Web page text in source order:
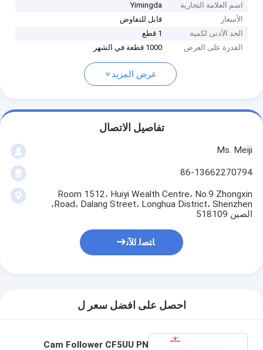
اسم العلامة التجارية
Yimingda
الأسعار
قابل للتفاوض
الحد الأدنى لكمية
1 قطع
القدرة على العرض
1000 قطعة في الشهر
عرض المزيد
تفاصيل الاتصال
Ms. Meiji
86-13662270794
Room 1512، Huiyi Wealth Centre، No.9 Zhongxin
Road، Dalang Street، Longhua District، Shenzhen،
الصين 518109
ﺎﺘﺼﻟ ﺍﻶﻧ
احصل على افضل سعر ل
Cam Follower CF5UU PN